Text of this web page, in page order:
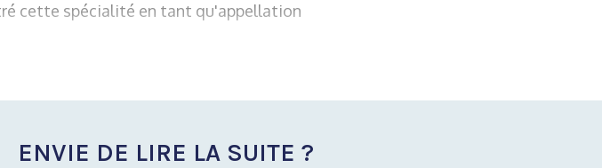
cette spécialité en tant qu'appellation
ENVIE DE LIRE LA SUITE ?